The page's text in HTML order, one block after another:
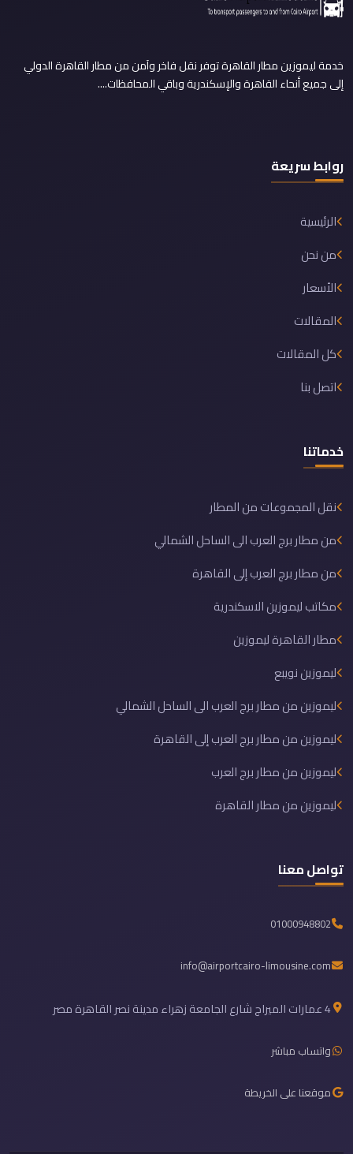
خدمة ليموزين مطار القاهرة توفر نقل فاخر وآمن من مطار القاهرة الدولي
إلى جميع أنحاء القاهرة والإسكندرية وباقي المحافظات....
روابط سريعة
الرئيسية
من نحن
الأسعار
المقالات
كل المقالات
اتصل بنا
خدماتنا
نقل المجموعات من المطار
من مطار برج العرب الى الساحل الشمالي
من مطار برج العرب إلى القاهرة
مكاتب ليموزين الاسكندرية
مطار القاهرة ليموزين
ليموزين نويبع
ليموزين من مطار برج العرب الى الساحل الشمالي
ليموزين من مطار برج العرب إلى القاهرة
ليموزين من مطار برج العرب
ليموزين من مطار القاهرة
تواصل معنا
01000948802
info@airportcairo-limousine.com
4 عمارات الميراج شارع الجامعة زهراء مدينة نصر القاهرة مصر
واتساب مباشر
موقعنا على الخريطة